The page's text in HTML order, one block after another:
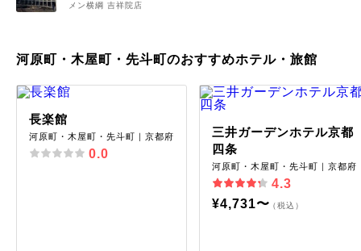
メン横綱 吉祥院店
河原町・木屋町・先斗町のおすすめホテル・旅館
長楽館
河原町・木屋町・先斗町｜京都府
0.0
三井ガーデンホテル京都
四条
河原町・木屋町・先斗町｜京都府
4.3
¥4,731〜（税込）